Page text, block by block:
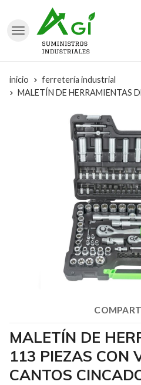
inicio
ferretería industrial
MALETÍN DE
113 PIEZAS CON
CANTOS